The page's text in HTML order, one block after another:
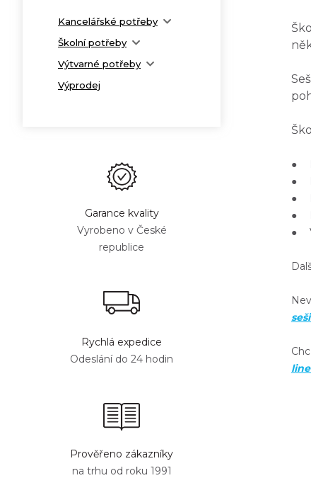
Kancelářské potřeby
Školní potřeby
Výtvarné potřeby
Výprodej
Garance kvality
Vyrobeno v České
republice
Rychlá expedice
Odeslání do 24 hodin
Prověřeno zákazníky
na trhu od roku 1991
●
●
●
●
●